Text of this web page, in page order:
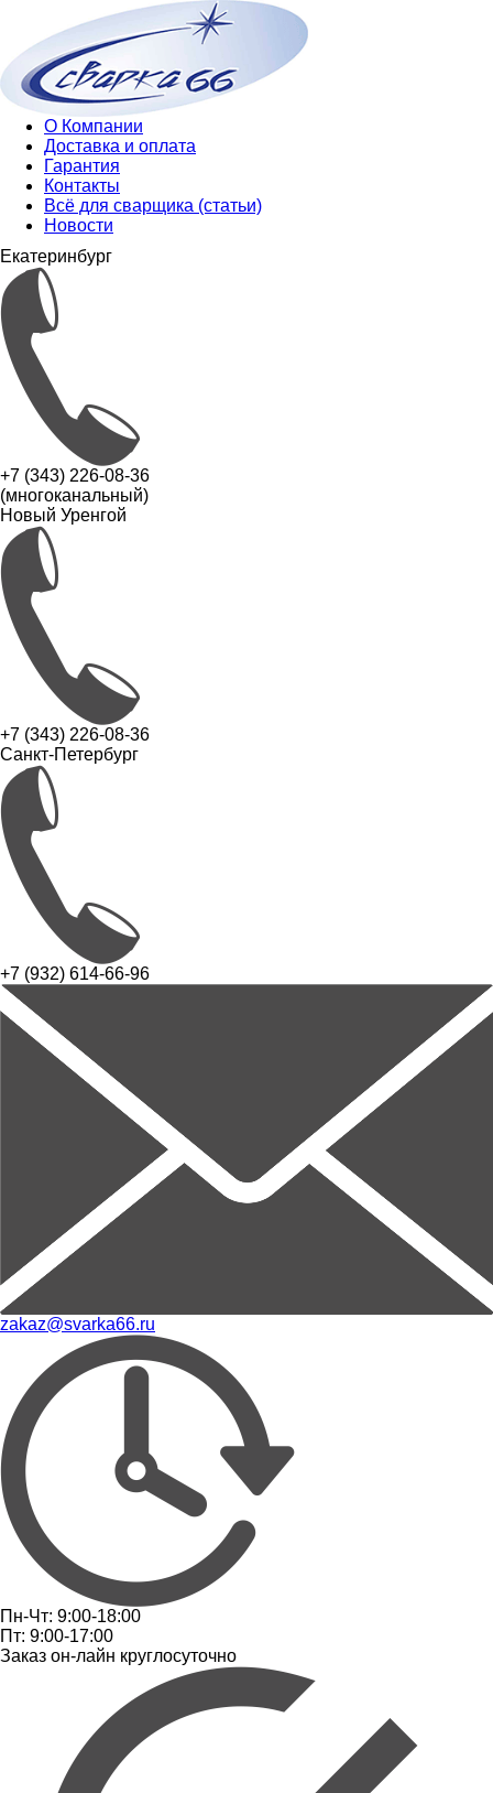
О Компании
Доставка и оплата
Гарантия
Контакты
Всё для сварщика (статьи)
Новости
Екатеринбург
+7 (343) 226-08-36
(многоканальный)
Новый Уренгой
+7 (343) 226-08-36
Санкт-Петербург
+7 (932) 614-66-96
zakaz@svarka66.ru
Пн-Чт: 9:00-18:00
Пт: 9:00-17:00
Заказ он-лайн круглосуточно